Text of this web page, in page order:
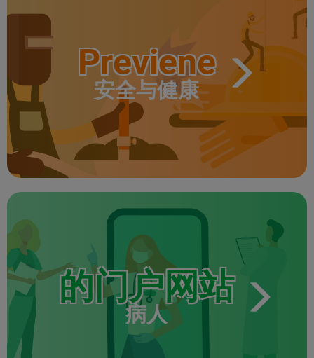
Previene
安全与健康
的门户网站
病人